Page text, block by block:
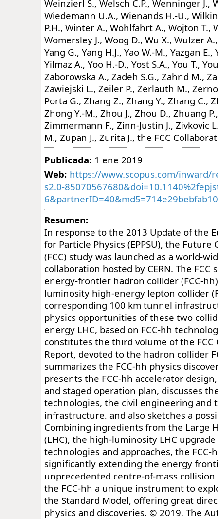
Publicada: 1 ene 2019
Web: https://www.scopus.com/inward/
s2.0-
Resumen:
In response to the 2013 Update of the
for Particle Physics (EPPSU), the Future
(FCC) study was launched as a world-
collaboration hosted by CERN. The FCC
energy-frontier hadron collider (FCC-
luminosity high-energy lepton collider
corresponding 100 km tunnel
physics opportunities of these two
energy LHC, based on FCC-hh
constitutes the third volume of the FCC
Report, devoted to the hadron collider
summarizes the FCC-hh physics
presents the FCC-hh accelerator
and staged operation plan, discusses
technologies, the civil engineering and
infrastructure, and also sketches a
Combining ingredients from the Large
(LHC), the high-luminosity LHC
technologies and approaches, the FCC-
significantly extending the energy
unprecedented centre-of-mass
the FCC-hh a unique instrument to
the Standard Model, offering great
physics and discoveries. © 2019, The